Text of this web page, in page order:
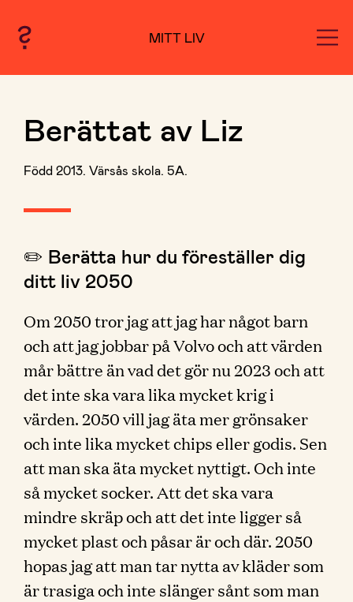
MITT LIV
Berättat av Liz
Född 2013. Värsås skola. 5A.
✏️ Berätta hur du föreställer dig
ditt liv 2050
Om 2050 tror jag att jag har något barn
och att jag jobbar på Volvo och att värden
mår bättre än vad det gör nu 2023 och att
det inte ska vara lika mycket krig i
värden. 2050 vill jag äta mer grönsaker
och inte lika mycket chips eller godis. Sen
att man ska äta mycket nyttigt. Och inte
så mycket socker. Att det ska vara
mindre skräp och att det inte ligger så
mycket plast och påsar är och där. 2050
hopas jag att man tar nytta av kläder som
är trasiga och inte slänger sånt som man